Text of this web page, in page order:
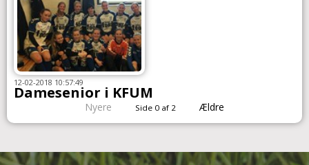
12-02-2018 10:57:49
Damesenior i KFUM
Nyere Side 0 af 2 Ældre